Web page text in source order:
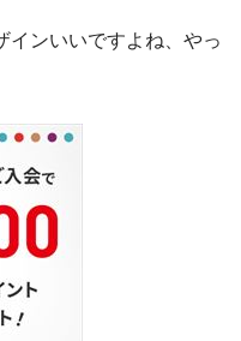
インいいですよね、やっ